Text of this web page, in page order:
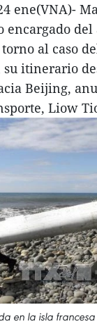
ene(VNA)-
encargado del
al caso
su itinerario
Beijing,
Liow
en la isla francesa